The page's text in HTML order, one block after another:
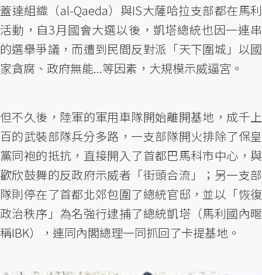
蓋達組織（al-Qaeda）與IS大薩哈拉支部都在馬利
活動，自3月國會大選以後，凱塔總統也因一連串
的選舉爭議，而遭到民間反對派「天下圍城」以國
家貪腐、政府無能...等因素，大規模示威逼宮。
但不久後，陸軍的軍用車隊開始離開基地，成千上
百的武裝部隊兵分多路，一支部隊開火排除了保皇
黨同袍的抵抗，直接開入了首都巴馬科市中心，與
歡欣鼓舞的反政府示威者「街頭合流」；另一支部
隊則停在了首都北郊包圍了總統官邸，並以「恢復
政治秩序」為名強行逮捕了總統凱塔（馬利國內暱
稱IBK），連同內閣總理一同抓回了卡提基地。